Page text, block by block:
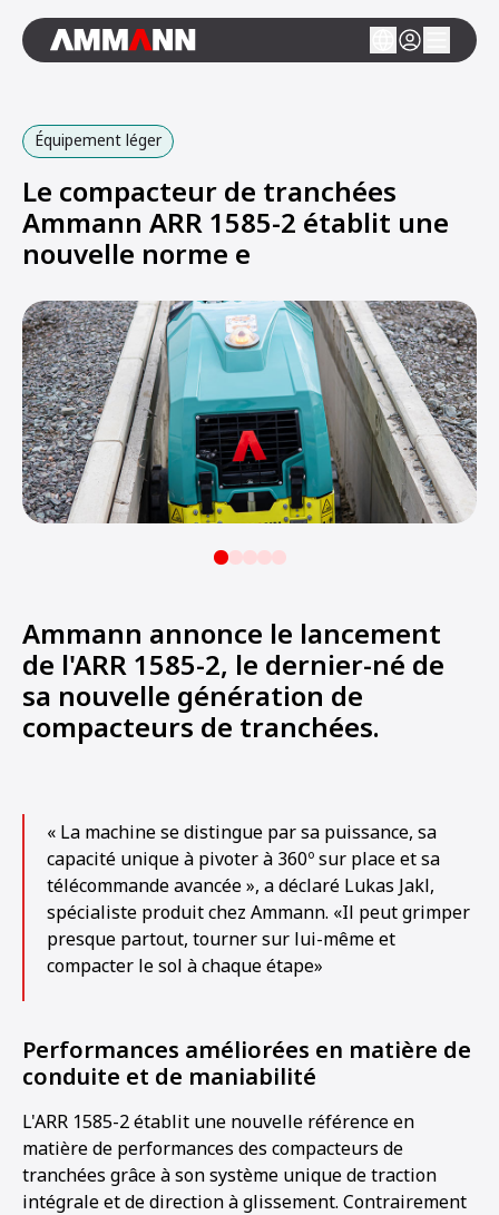
Équipement léger
Le compacteur de tranchées
Ammann ARR 1585-2 établit une
nouvelle norme e
Ammann annonce le lancement
de l'ARR 1585-2, le dernier-né de
sa nouvelle génération de
compacteurs de tranchées.
« La machine se distingue par sa puissance, sa
capacité unique à pivoter à 360º sur place et sa
télécommande avancée », a déclaré Lukas Jakl,
spécialiste produit chez Ammann. «Il peut grimper
presque partout, tourner sur lui-même et
compacter le sol à chaque étape»
Performances améliorées en matière de
conduite et de maniabilité
L'ARR 1585-2 établit une nouvelle référence en
matière de performances des compacteurs de
tranchées grâce à son système unique de traction
intégrale et de direction à glissement. Contrairement